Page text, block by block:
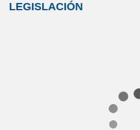
LEGISLACIÓN